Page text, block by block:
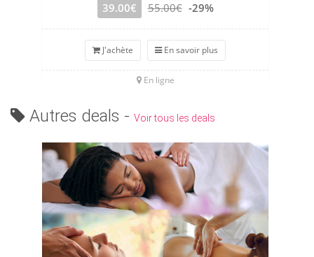
39.00€ 55.00€ -29%
J'achète En savoir plus
En ligne
Autres deals - Voir tous les deals